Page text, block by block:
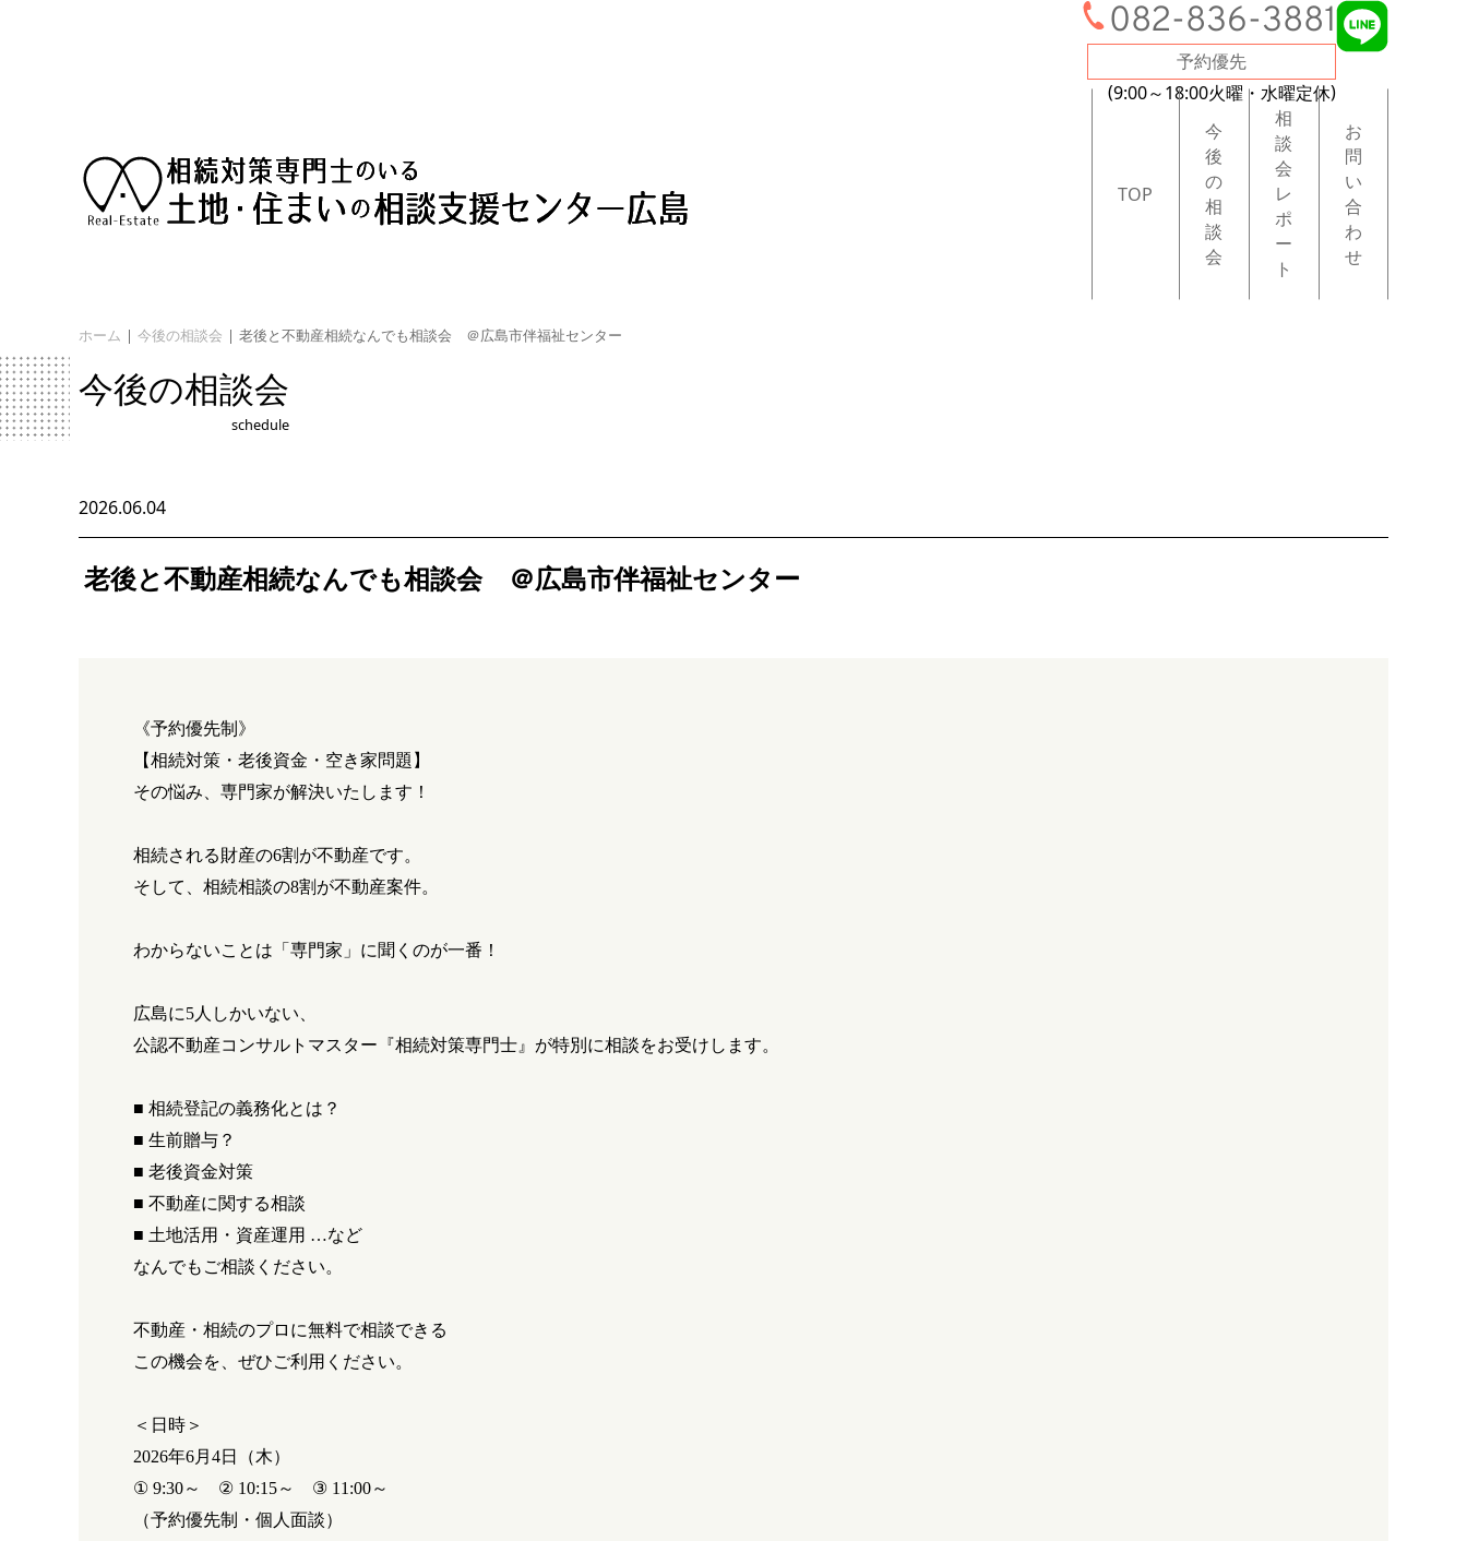
082-836-3881
予約優先
9:00～18:00火曜・水曜定休
TOP
今
後
の
相
談
会
相
談
会
レ
ポ
ー
ト
お
問
い
合
わ
せ
ホーム | 今後の相談会 | 老後と不動産相続なんでも相談会 ＠広島市伴福祉センター
今後の相談会
schedule
2026.06.04
老後と不動産相続なんでも相談会 ＠広島市伴福祉センター
《予約優先制》
【相続対策・老後資金・空き家問題】
その悩み、専門家が解決いたします！
相続される財産の6割が不動産です。
そして、相続相談の8割が不動産案件。
わからないことは「専門家」に聞くのが一番！
広島に5人しかいない、
公認不動産コンサルトマスター『相続対策専門士』が特別に相談をお受けします。
■ 相続登記の義務化とは？
■ 生前贈与？
■ 老後資金対策
■ 不動産に関する相談
■ 土地活用・資産運用 …など
なんでもご相談ください。
不動産・相続のプロに無料で相談できる
この機会を、ぜひご利用ください。
＜日時＞
2026年6月4日（木）
① 9:30～ ② 10:15～ ③ 11:00～
（予約優先制・個人面談）